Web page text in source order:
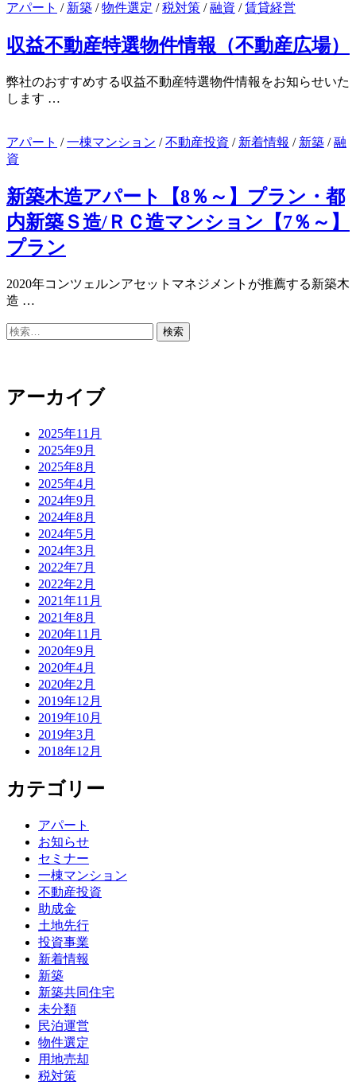
アパート / 新築 /物件選定 /税対策 /融資 /賃貸経営
収益不動産特選物件情報（不動産広場）
弊社のおすすめする収益不動産特選物件情報をお知らせいた
します …
アパート /一棟マンション /不動産投資 / 新着情報 / 新築 /融
資
新築木造アパート【8％～】プラン・都
内新築Ｓ造/ＲＣ造マンション【7％～】
プラン
2020年コンツェルンアセットマネジメントが推薦する新築木
造 …
検
アーカイブ
2025年11月
2025年9月
2025年8月
2025年4月
2024年9月
2024年8月
2024年5月
2024年3月
2022年7月
2022年2月
2021年11月
2021年8月
2020年11月
2020年9月
2020年4月
2020年2月
2019年12月
2019年10月
2019年3月
2018年12月
カテゴリー
アパート
お知らせ
セミナー
一棟マンション
不動産投資
助成金
土地先行
投資事業
新着情報
新築
新築共同住宅
未分類
民泊運営
物件選定
用地売却
税対策